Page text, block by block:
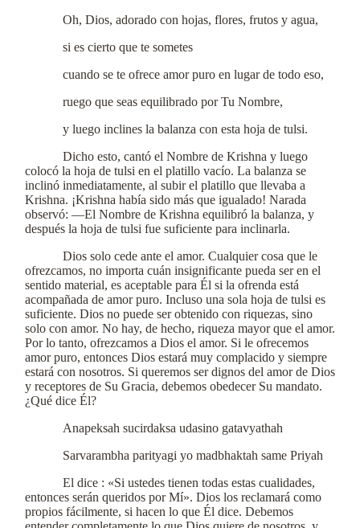
Oh, Dios, adorado con hojas, flores, frutos y agua,
si es cierto que te sometes
cuando se te ofrece amor puro en lugar de todo eso,
ruego que seas equilibrado por Tu Nombre,
y luego inclines la balanza con esta hoja de tulsi.
Dicho esto, cantó el Nombre de Krishna y luego
colocó la hoja de tulsi en el platillo vacío. La balanza se
inclinó inmediatamente, al subir el platillo que llevaba a
Krishna. ¡Krishna había sido más que igualado! Narada
observó: —El Nombre de Krishna equilibró la balanza, y
después la hoja de tulsi fue suficiente para inclinarla.
Dios solo cede ante el amor. Cualquier cosa que le
ofrezcamos, no importa cuán insignificante pueda ser en el
sentido material, es aceptable para Él si la ofrenda está
acompañada de amor puro. Incluso una sola hoja de tulsi es
suficiente. Dios no puede ser obtenido con riquezas, sino
solo con amor. No hay, de hecho, riqueza mayor que el amor.
Por lo tanto, ofrezcamos a Dios el amor. Si le ofrecemos
amor puro, entonces Dios estará muy complacido y siempre
estará con nosotros. Si queremos ser dignos del amor de Dios
y receptores de Su Gracia, debemos obedecer Su mandato.
¿Qué dice Él?
Anapeksah sucirdaksa udasino gatavyathah
Sarvarambha parityagi yo madbhaktah same Priyah
El dice : «Si ustedes tienen todas estas cualidades,
entonces serán queridos por Mí». Dios los reclamará como
propios fácilmente, si hacen lo que Él dice. Debemos